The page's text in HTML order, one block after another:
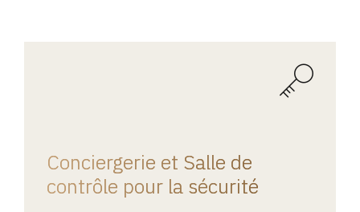
Conciergerie et Salle de
contrôle pour la sécurité